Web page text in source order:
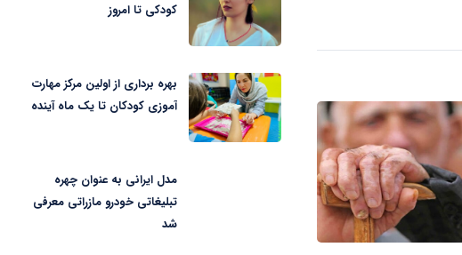
کودکی تا امروز
بهره برداری از اولین مرکز مهارت
آموزی کودکان تا یک ماه آینده
مدل ایرانی به عنوان چهره
تبلیغاتی خودرو مازراتی معرفی
شد